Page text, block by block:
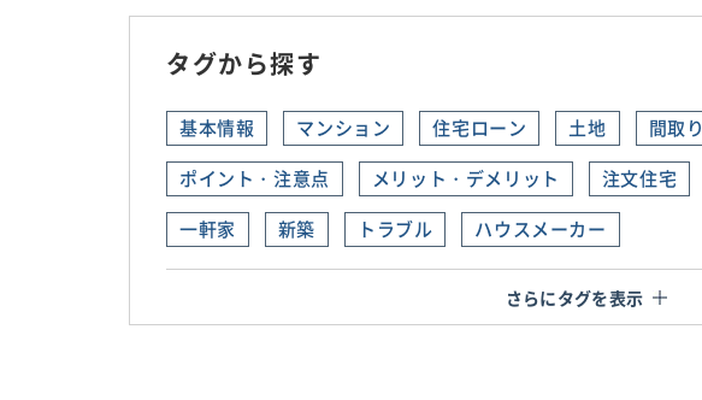
タグから探す
基本情報 マンション 住宅ローン 土地 間取り
ポイント・注意点
メリット・デメリット 注文住宅
一軒家
新築 トラブル ハウスメーカー
さらにタグを表示